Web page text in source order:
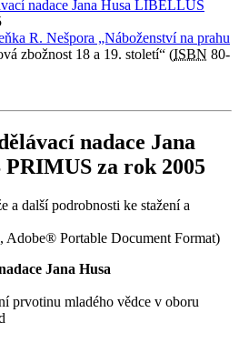
nadace Jana Husa LIBELLUS
R. Nešpora „Náboženství na prahu
zbožnost 18 a 19. století“ (ISBN 80-
nadace Jana
za rok 2005
a další podrobnosti ke stažení a
Portable Document Format)
Jana Husa
prvotinu mladého vědce v oboru